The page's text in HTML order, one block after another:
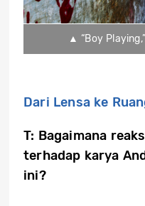
▲ “Boy
Dari Lensa ke
T: Bagaimana
terhadap karya
ini?